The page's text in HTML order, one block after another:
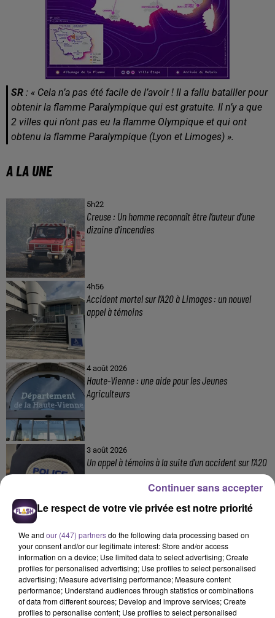
SR : « Cela n’a pas été facile de l’avoir ! Il a fallu batailler pour
obtenir la flamme Paralympique qui est gratuite. Il n’y a que
2 villes qui n’ont pas eu la flamme Olympique et qui ont
obtenu la flamme Paralympique (Lyon et Limoges) ».
A LA UNE
5h22
Creuse : Un homme reconnaît être l’auteur d’une
dizaine d’incendies
4h56
Accident mortel sur l’A20 à Limoges : un nouvel
appel à témoins
4 août 2026
Haute-Vienne : une aide pour les Jeunes
Agriculteurs
3 août 2026
Un appel à témoins à la suite d’un accident sur l’A20
DERNIERS TITRES
Le respect de votre vie privée est notre priorité
We and our (447) partnersdo the following data processing based on
your consent and/or our legitimate interest: Store and/or access
information on a device; Use limited data to select advertising; Create
profiles for personalised advertising; Use profiles to select personalised
advertising; Measure advertising performance; Measure content
performance; Understand audiences through statistics or combinations
of data from different sources; Develop and improve services; Create
profiles to personalise content; Use profiles to select personalised
Continuer sans accepter